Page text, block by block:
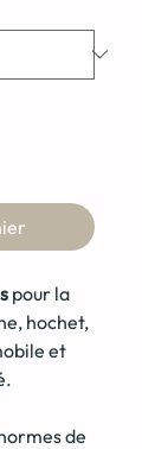
pour la
hochet,
et
de